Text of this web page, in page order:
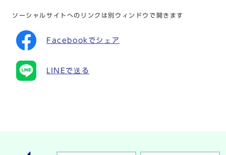
ソーシャルサイトへのリンクは別ウィンドウで開きます
Facebookでシェア
LINEで送る